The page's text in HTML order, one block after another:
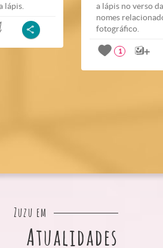
a lápis no verso
nomes
fotográfico.
1
lápis.
Zuzu em
Atualidades